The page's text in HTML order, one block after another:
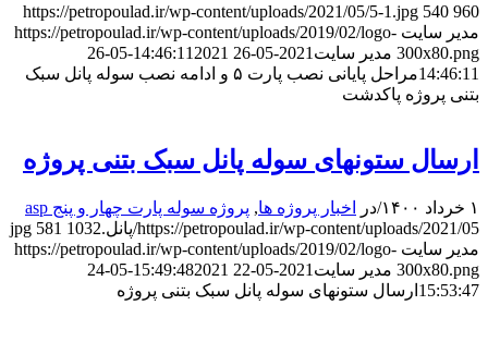
https://petropoulad.ir/wp-content/uploads/2021/05/5-1.jpg 540 960
مدیر سایت https://petropoulad.ir/wp-content/uploads/2019/02/logo-
300x80.png مدیر سایت 2021-05-26 14:46:11
2021-05-26
14:46:11
مراحل پایانی نصب پارت ۵ و ادامه نصب سوله پانل سبک
بتنی پروژه پاکدشت
ارسال ستونهای سوله پانل سبک بتنی پروژه
۱ خرداد ۱۴۰۰ /در اخبار پروژه ها, پروژه سوله پارت چهار و پنج asp
https://petropoulad.ir/wp-content/uploads/2021/05/پانل.jpg
581 1032
مدیر سایت https://petropoulad.ir/wp-content/uploads/2019/02/logo-
300x80.png مدیر سایت 2021-05-22 15:49:48
2021-05-24
15:53:47 ارسال ستونهای سوله پانل سبک بتنی پروژه